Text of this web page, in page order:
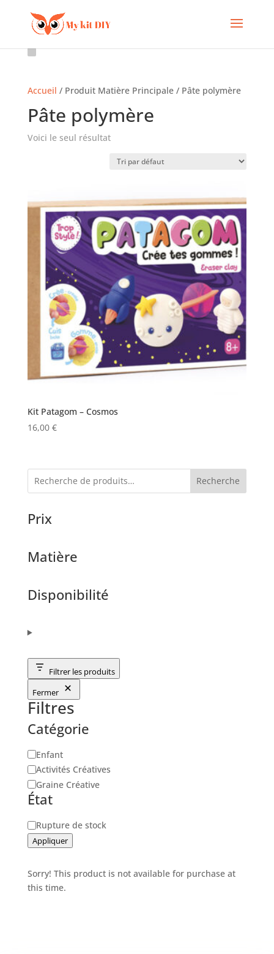
Accueil / Produit Matière Principale / Pâte polymère
Pâte polymère
Voici le seul résultat
Kit Patagom – Cosmos
16,00 €
Recherche
Prix
Matière
Disponibilité
Filtrer les produits
Fermer
Filtres
Catégorie
Catégorie
Enfant
Activités Créatives
Graine Créative
État
Disponibilité
Rupture de stock
Appliquer
Sorry! This product is not available for purchase at
this time.